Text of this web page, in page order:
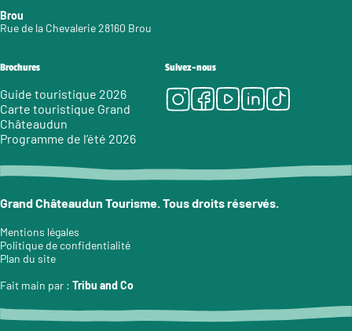
Brou
Rue de la Chevalerie 28160 Brou
Brochures
Guide touristique 2026
Carte touristique Grand
Châteaudun
Programme de l’été 2026
Suivez-nous
Instagram
Facebook
Youtube
LinkedIn
Tiktok
Grand Châteaudun Tourisme. Tous droits réservés.
Mentions légales
Politique de confidentialité
Plan du site
Fait main par : Tribu and Co